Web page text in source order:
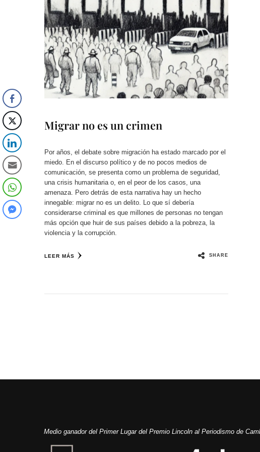
Migrar no es un crimen
Por años, el debate sobre migración ha estado marcado por el
miedo. En el discurso político y de no pocos medios de
comunicación, se presenta como un problema de seguridad,
una crisis humanitaria o, en el peor de los casos, una
amenaza. Pero detrás de esta narrativa hay un hecho
innegable: migrar no es un delito. Lo que sí debería
considerarse criminal es que millones de personas no tengan
más opción que huir de sus países debido a la pobreza, la
violencia y la corrupción.
LEER MÁS SHARE
Medio ganador del Primer Lugar del Premio Lincoln al Periodismo de